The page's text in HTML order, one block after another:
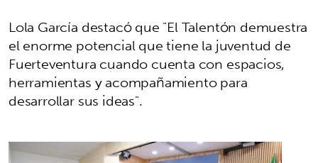
Lola García destacó que "El Talentón demuestra
el enorme potencial que tiene la juventud de
Fuerteventura cuando cuenta con espacios,
herramientas y acompañamiento para
desarrollar sus ideas".